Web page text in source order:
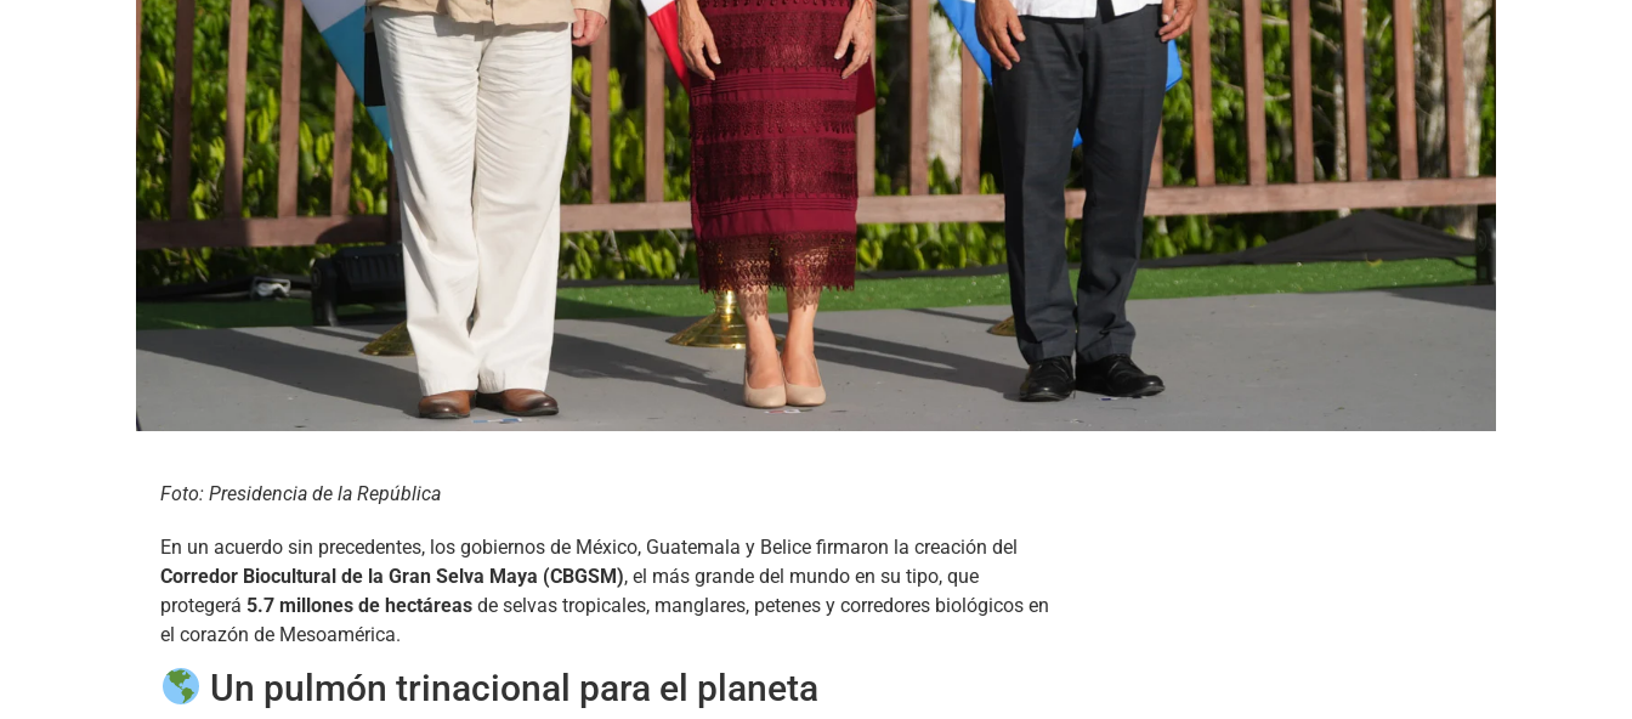
Foto: Presidencia de la República
En un acuerdo sin precedentes, los gobiernos de México, Guatemala y Belice firmaron la creación del
Corredor Biocultural de la Gran Selva Maya (CBGSM), el más grande del mundo en su tipo, que
protegerá 5.7 millones de hectáreas de selvas tropicales, manglares, petenes y corredores biológicos en
el corazón de Mesoamérica.
Un pulmón trinacional para el planeta